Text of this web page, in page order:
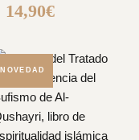
14,90€
NOVEDAD